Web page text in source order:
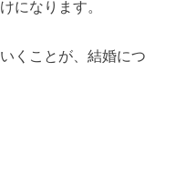
になります。
くことが、結婚につ